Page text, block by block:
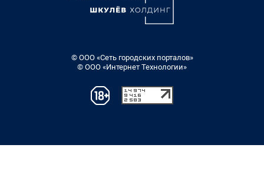
© ООО «Сеть городских порталов»
© ООО «Интернет Технологии»